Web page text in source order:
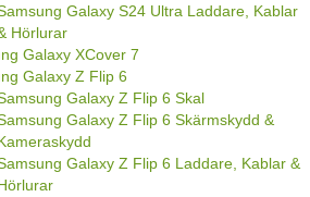
Galaxy S24 Ultra Laddare, Kablar
Hörlurar
Galaxy XCover 7
Galaxy Z Flip 6
Galaxy Z Flip 6 Skal
Galaxy Z Flip 6 Skärmskydd &
Galaxy Z Flip 6 Laddare, Kablar &